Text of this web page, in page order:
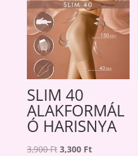
SLIM 40
ALAKFORMÁL
Ó HARISNYA
3,900Ft Original
3,300 FtCurrent